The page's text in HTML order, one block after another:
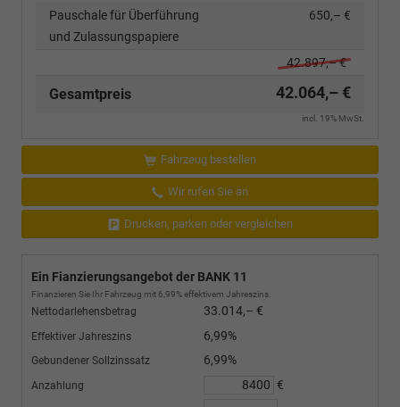
Pauschale für Überführung
und Zulassungspapiere
650,– €
42.897,– €
Gesamtpreis 42.064,– €
incl. 19% MwSt.
Fahrzeug bestellen
Wir rufen Sie an
Drucken, parken oder vergleichen
Ein Fianzierungsangebot der BANK 11
Finanzieren Sie Ihr Fahrzeug mit 6,99% effektivem Jahreszins.
Nettodarlehensbetrag 33.014,– €
Effektiver Jahreszins 6,99%
Gebundener Sollzinssatz 6,99%
Anzahlung
€